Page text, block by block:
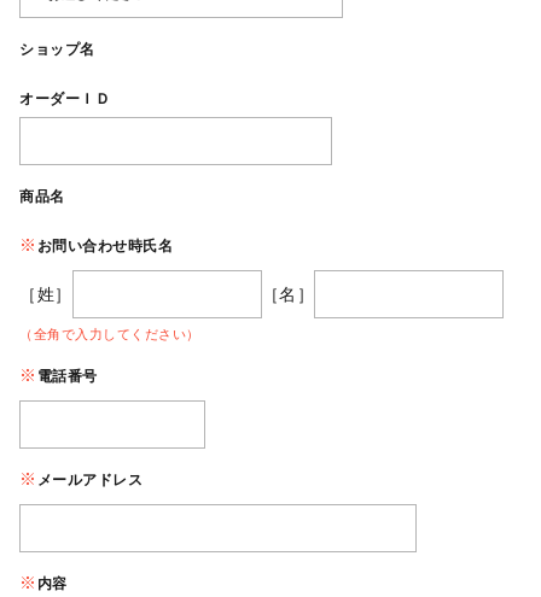
ショップ名
オーダーＩＤ
商品名
お問い合わせ時氏名
［姓］ ［名］
（全角で入力してください）
電話番号
メールアドレス
内容